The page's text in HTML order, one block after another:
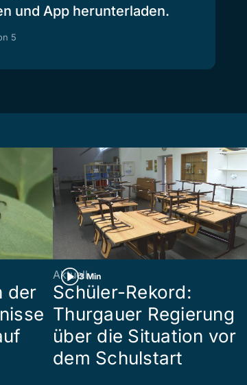
und App herunterladen.
5
der
3 Min
Aktuell
Schüler-Rekord:
Thurgauer Regierung
über die Situation vor
dem Schulstart